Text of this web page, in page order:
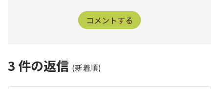
コメントする
3 件の返信 (新着順)